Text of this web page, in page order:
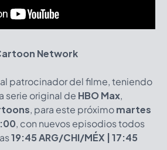
Network
patrocinador del filme, teniendo
serie original de HBO Max,
, para este próximomartes
, con nuevos episodios todos
19:45 ARG/CHI/MÉX | 17:45